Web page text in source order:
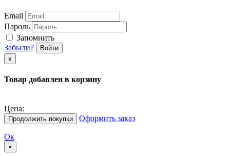
Email
Пароль
Запомнить
Забыли?
Войти
х
Товар добавлен в корзину
Цена:
Продолжить покупки Оформить заказ
Ок
×